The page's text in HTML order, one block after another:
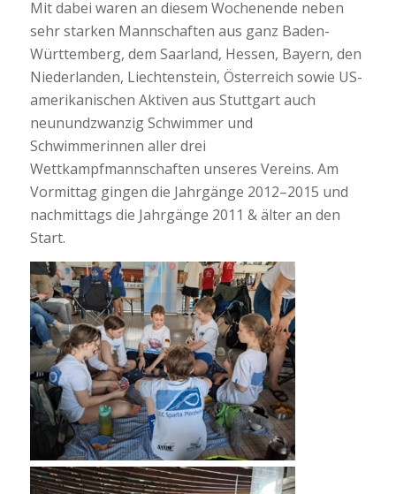
Mit dabei waren an diesem Wochenende neben
sehr starken Mannschaften aus ganz Baden-
Württemberg, dem Saarland, Hessen, Bayern, den
Niederlanden, Liechtenstein, Österreich sowie US-
amerikanischen Aktiven aus Stuttgart auch
neunundzwanzig Schwimmer und
Schwimmerinnen aller drei
Wettkampfmannschaften unseres Vereins. Am
Vormittag gingen die Jahrgänge 2012–2015 und
nachmittags die Jahrgänge 2011 & älter an den
Start.